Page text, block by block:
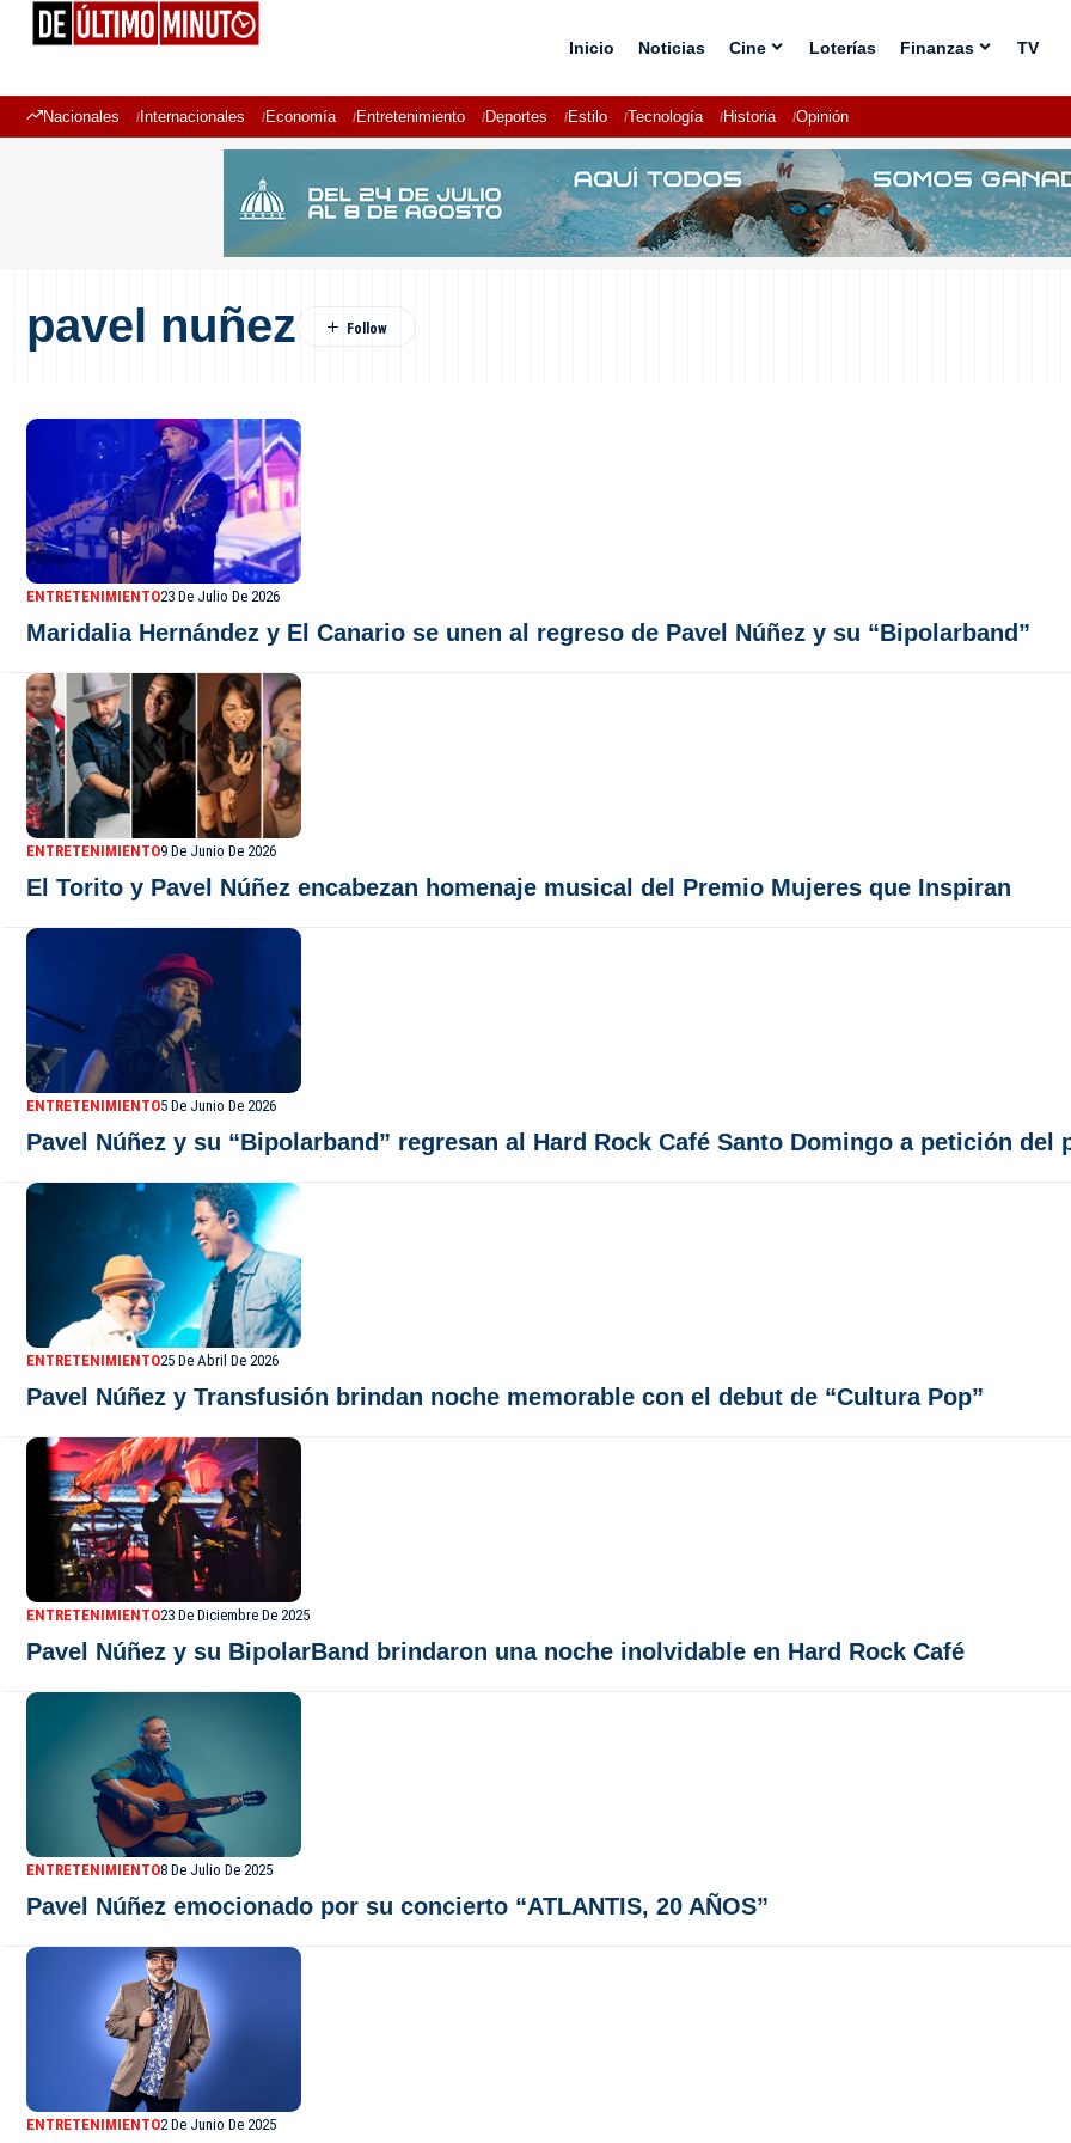
Inicio Noticias Cine Loterías Finanzas TV
Nacionales Internacionales Economía Entretenimiento Deportes Estilo Tecnología Historia Opinión
pavel nuñez
ENTRETENIMIENTO23 De Julio De 2026
Maridalia Hernández y El Canario se unen al regreso de Pavel Núñez y su “Bipolarband”
ENTRETENIMIENTO9 De Junio De 2026
El Torito y Pavel Núñez encabezan homenaje musical del Premio Mujeres que Inspiran
ENTRETENIMIENTO5 De Junio De 2026
Pavel Núñez y su “Bipolarband” regresan al Hard Rock Café Santo Domingo a petición del
ENTRETENIMIENTO25 De Abril De 2026
Pavel Núñez y Transfusión brindan noche memorable con el debut de “Cultura Pop”
ENTRETENIMIENTO23 De Diciembre De 2025
Pavel Núñez y su BipolarBand brindaron una noche inolvidable en Hard Rock Café
ENTRETENIMIENTO8 De Julio De 2025
Pavel Núñez emocionado por su concierto “ATLANTIS, 20 AÑOS”
ENTRETENIMIENTO2 De Junio De 2025